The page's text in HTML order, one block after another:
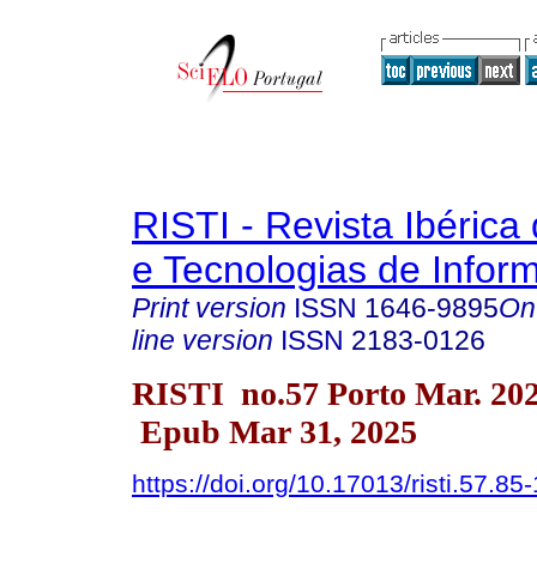
RISTI - Revista Ibérica
e Tecnologias de
Print version ISSN 1646-9895
line version ISSN 2183-0126
RISTI no.57 Porto Mar.
Epub Mar 31, 2025
https://doi.org/10.17013/